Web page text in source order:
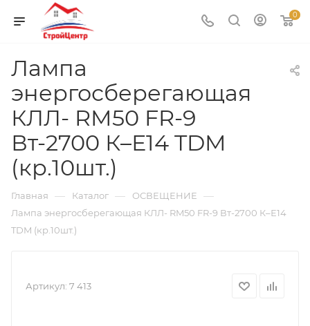
0
Лампа
энергосберегающая
КЛЛ- RM50 FR-9
Вт-2700 К–Е14 TDM
(кр.10шт.)
Главная — Каталог — ОСВЕЩЕНИЕ —
Лампа энергосберегающая КЛЛ- RM50 FR-9 Вт-2700 К–Е14
TDM (кр.10шт.)
Артикул: 7 413